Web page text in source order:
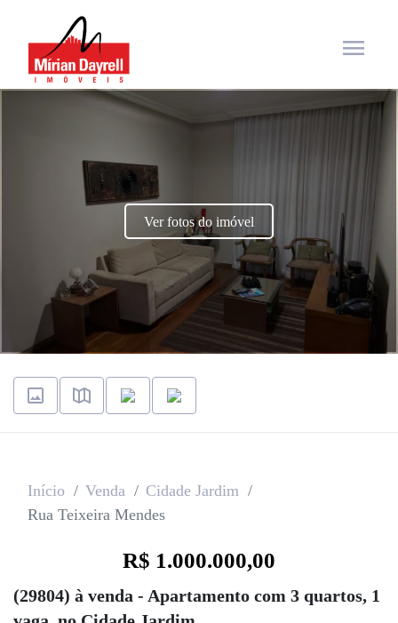
menu
Ver fotos do imóvel
Início Venda
Cidade Jardim
Rua Teixeira Mendes
R$ 1.000.000,00
(29804) à venda - Apartamento com 3 quartos, 1